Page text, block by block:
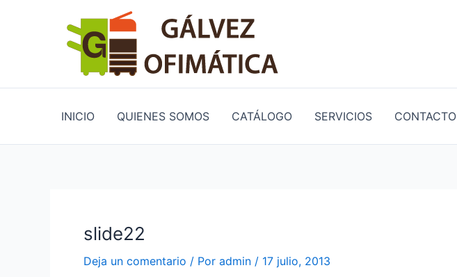
INICIO QUIENES SOMOS CATÁLOGO SERVICIOS CONTACTO
slide22
Deja un comentario / Por admin / 17 julio, 2013
entradas